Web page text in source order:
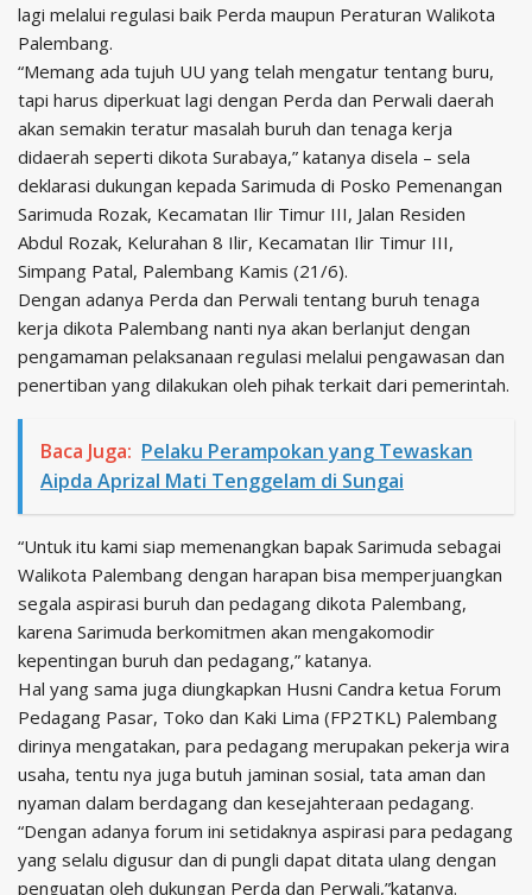
lagi melalui regulasi baik Perda maupun Peraturan Walikota
Palembang.
“Memang ada tujuh UU yang telah mengatur tentang buru,
tapi harus diperkuat lagi dengan Perda dan Perwali daerah
akan semakin teratur masalah buruh dan tenaga kerja
didaerah seperti dikota Surabaya,” katanya disela – sela
deklarasi dukungan kepada Sarimuda di Posko Pemenangan
Sarimuda Rozak, Kecamatan Ilir Timur III, Jalan Residen
Abdul Rozak, Kelurahan 8 Ilir, Kecamatan Ilir Timur III,
Simpang Patal, Palembang Kamis (21/6).
Dengan adanya Perda dan Perwali tentang buruh tenaga
kerja dikota Palembang nanti nya akan berlanjut dengan
pengamaman pelaksanaan regulasi melalui pengawasan dan
penertiban yang dilakukan oleh pihak terkait dari pemerintah.
Baca Juga: Pelaku Perampokan yang Tewaskan
Aipda Aprizal Mati Tenggelam di Sungai
“Untuk itu kami siap memenangkan bapak Sarimuda sebagai
Walikota Palembang dengan harapan bisa memperjuangkan
segala aspirasi buruh dan pedagang dikota Palembang,
karena Sarimuda berkomitmen akan mengakomodir
kepentingan buruh dan pedagang,” katanya.
Hal yang sama juga diungkapkan Husni Candra ketua Forum
Pedagang Pasar, Toko dan Kaki Lima (FP2TKL) Palembang
dirinya mengatakan, para pedagang merupakan pekerja wira
usaha, tentu nya juga butuh jaminan sosial, tata aman dan
nyaman dalam berdagang dan kesejahteraan pedagang.
“Dengan adanya forum ini setidaknya aspirasi para pedagang
yang selalu digusur dan di pungli dapat ditata ulang dengan
penguatan oleh dukungan Perda dan Perwali,”katanya.